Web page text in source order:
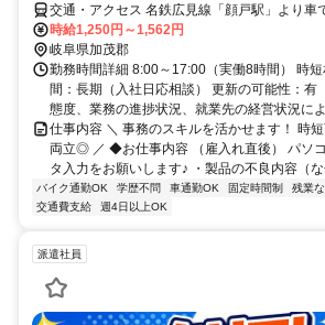
交通・アクセス 名鉄広見線「顔戸駅」より車
嵩口駅」より車で10分
時給1,250円～1,562円
岐阜県加茂郡
勤務時間詳細 8:00～17:00（実働8時間） 時
間：長期（入社日応相談） 更新の可能性：有
態度、業務の進捗状況、就業先の経営状況に
仕事内容 ＼ 事務のスキルを活かせます！ 時
両立◎ ／ ◆お仕事内容 （雇入れ直後） パソ
タ入力をお願いします♪ ・製品の不良内容（
バイク通勤OK 学歴不問 車通勤OK 固定時間制 残業な
交通費支給
週4日以上OK
派遣社員